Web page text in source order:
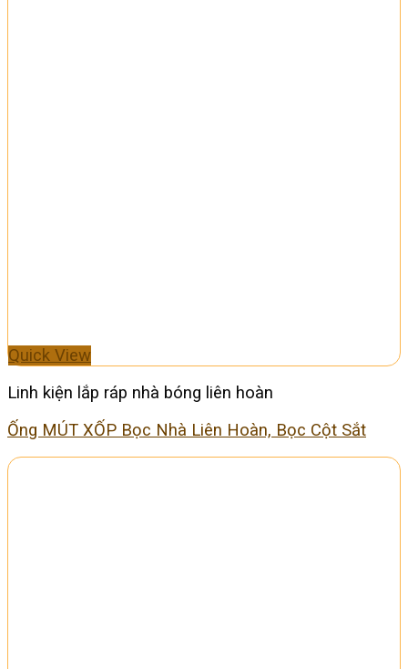
Quick View
Linh kiện lắp ráp nhà bóng liên hoàn
Ống MÚT XỐP Bọc Nhà Liên Hoàn, Bọc Cột Sắt